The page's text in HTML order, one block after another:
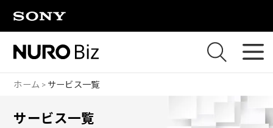
ホーム サービス一覧
サービス一覧